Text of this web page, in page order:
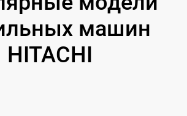
машин
HITACHI